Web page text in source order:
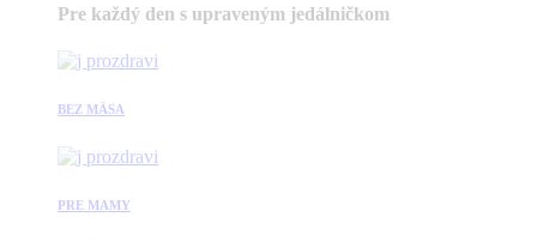
Pre každý den s upraveným jedálničkom
BEZ MÄSA
PRE MAMY